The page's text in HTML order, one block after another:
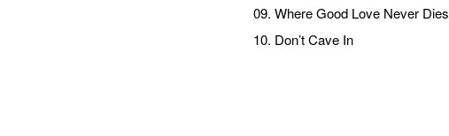
09. Where Good Love Never Dies
10. Don’t Cave In